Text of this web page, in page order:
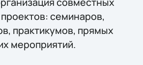
семинаров,
практикумов, прямых
мероприятий.